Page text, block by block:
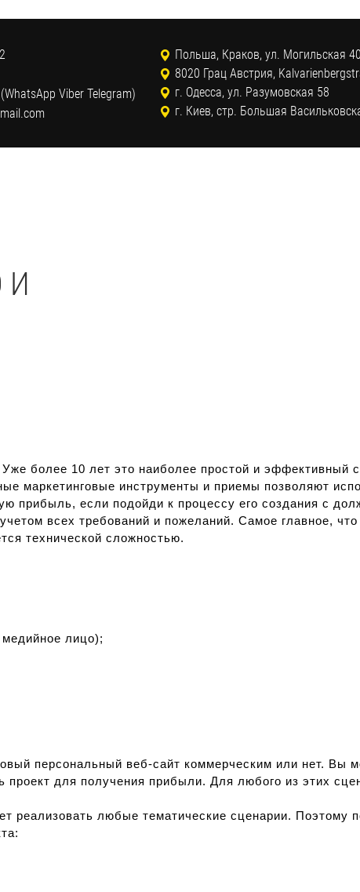
Viber Telegram)
Польша, Краков, ул. Могильская
8020 Грац Австрия,
г. Одесса, ул. Разумовская 58
г. Киев, стр. Большая
И
более 10 лет это наиболее простой и эффективный
инструменты и приемы позволяют
прибыль, если подойди к процессу его создания с
всех требований и пожеланий. Самое главное, что
технической сложностью.
лицо);
персональный веб-сайт коммерческим или нет. Вы
для получения прибыли. Для любого из этих
реализовать любые тематические сценарии. Поэтому